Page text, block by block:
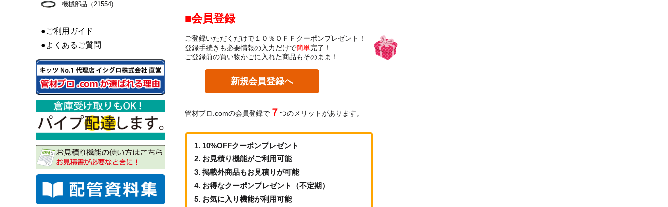
会員登録
ご登録いただくだけで１０％ＯＦＦクーポンプレゼント！
登録手続きも必要情報の入力だけで簡単完了！
ご登録前の買い物かごに入れた商品もそのまま！
新規会員登録へ
管材プロ.comの会員登録で ７ つのメリットがあります。
10%OFFクーポンプレゼント
お見積り機能がご利用可能
掲載外商品もお見積りが可能
お得なクーポンプレゼント（不定期）
お気に入り機能が利用可能
機械部品 （21554)
●ご利用ガイド
●よくあるご質問